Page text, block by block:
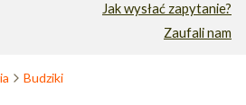
Jak wysłać zapytanie?
Zaufali nam
Budziki